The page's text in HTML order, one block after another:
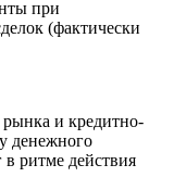
при
(фактически
рынка и кредитно-
денежного
в ритме действия